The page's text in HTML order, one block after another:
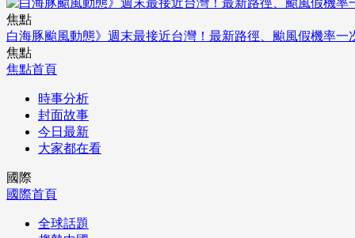
焦點
白海豚颱風動態》週末最接近台灣！最新路徑、颱風假機率一
焦點
焦點首頁
時事分析
封面故事
今日最新
大家都在看
國際
國際首頁
全球話題